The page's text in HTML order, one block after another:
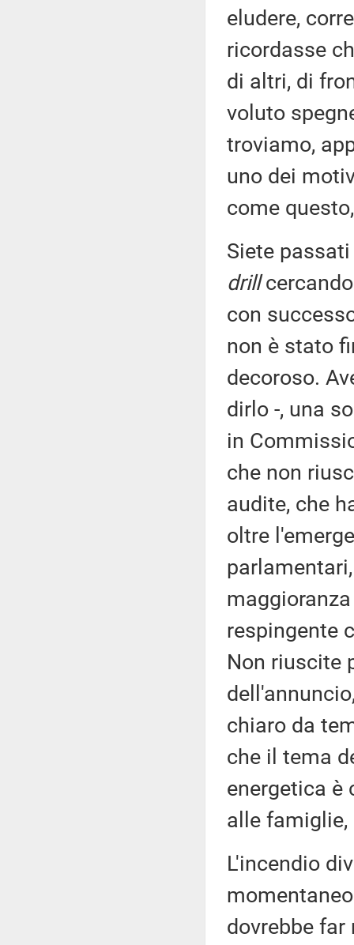
eludere,
ricordasse
di altri, di
voluto
troviamo,
uno dei
come
Siete
drill
con
non è stato
decoroso.
dirlo -, una
in
che non
audite, che
oltre
respingente
Non riuscite
chiaro da
che il tema
energetica è
alle
L'incendio
dovrebbe